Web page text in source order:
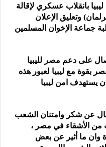
بانقلاب عسكري لإقالة
وتعليق الإعلان
جماعة الإخوان المسلمين
على دعم مصر لليبيا
بقوة مع ليبيا لعبور هذه
يستهدف امن ليبيا
عن شكر وامتنان الشعب
من الأشقاء في مصر ،
وان ما أثير عن بعض